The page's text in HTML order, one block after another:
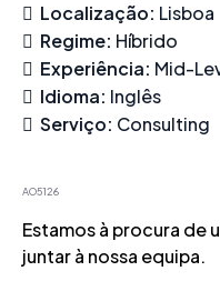
Localização: Lisboa
Regime: Híbrido
Experiência: Mid-
Idioma: Inglês
Serviço: Consulting
AO5126
Estamos à procura de
juntar à nossa equipa.